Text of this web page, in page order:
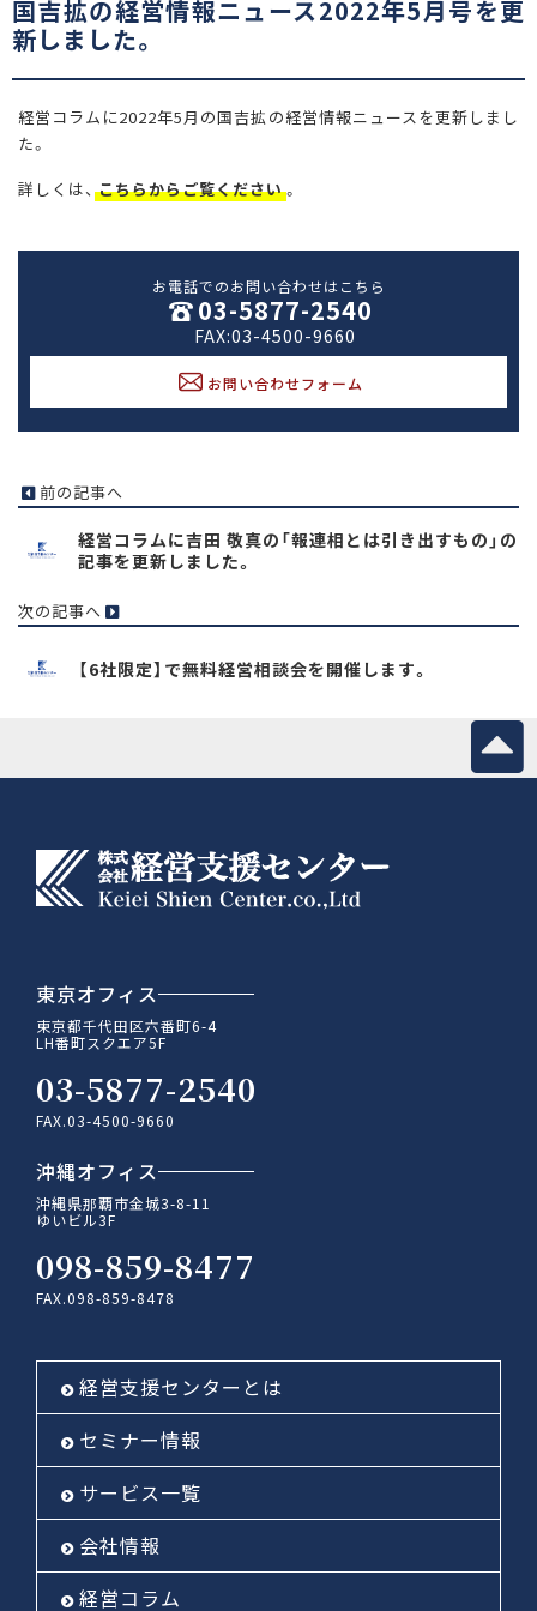
国吉拡の経営情報ニュース2022年5月号を更
新しました。
経営コラムに2022年5月の国吉拡の経営情報ニュースを更新しまし
た。
詳しくは、 こちらからご覧ください。
お電話でのお問い合わせはこちら
03-5877-2540
FAX:03-4500-9660
お問い合わせフォーム
前の記事へ
経営コラムに吉田 敬真の「報連相とは引き出すもの」の
記事を更新しました。
次の記事へ
【6社限定】で無料経営相談会を開催します。
東京オフィス
東京都千代田区六番町6-4
LH番町スクエア5F
03-5877-2540
FAX.03-4500-9660
沖縄オフィス
沖縄県那覇市金城3-8-11
ゆいビル3F
098-859-8477
FAX.098-859-8478
経営支援センターとは
セミナー情報
サービス一覧
会社情報
経営コラム